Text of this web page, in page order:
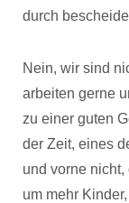
durch
Nein, wir sind
arbeiten gerne
zu einer guten
der Zeit, eines
und vorne
um mehr